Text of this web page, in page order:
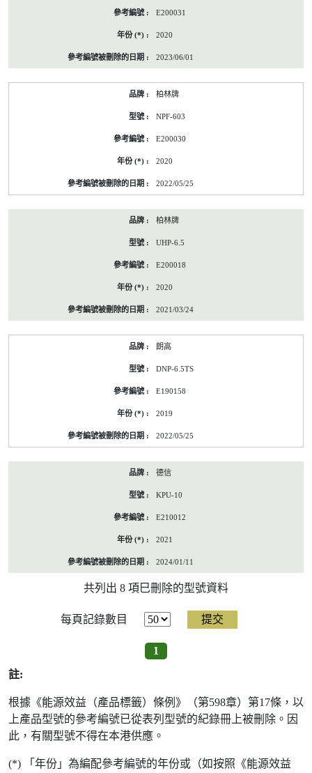
E200031
2020
2023/06/01
柏林牌
NPF-603
E200030
2020
2022/05/25
柏林牌
UHP-6.5
E200018
2020
2021/03/24
朗高
DNP-6.5TS
E190158
2019
2022/05/25
德信
KPU-10
E210012
2021
2024/01/11
共列出 8 項巳刪除的型號資料
每頁記錄數目
1
註:
根據《能源效益（產品標籤）條例》（第598章）第17條，以
上產品型號的參考編號已從表列型號的紀錄冊上被刪除。因
此，有關型號不得在本港供應。
(*) 「年份」為編配參考編號的年份或（如按照《能源效益